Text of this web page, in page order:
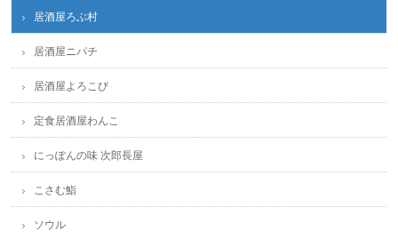
居酒屋ろぶ村
居酒屋ニパチ
居酒屋よろこび
定食居酒屋わんこ
にっぽんの味 次郎長屋
こさむ鮨
ソウル